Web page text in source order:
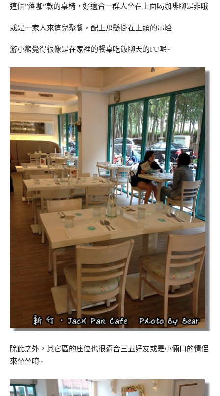
這個”落咖”款的桌椅，好適合一群人坐在上面喝咖啡聊是非哦
或是一家人來這兒聚餐，配上那懸掛在上頭的吊燈
游小熊覺得很像是在家裡的餐桌吃飯聊天的FU呢~
除此之外，其它區的座位也很適合三五好友或是小倆口的情侶
來坐坐唷~